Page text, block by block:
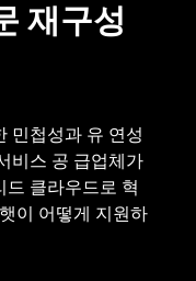
재구성
민첩성과 유 연성
비스 공 급업체가
클라우드로 혁
이 어떻게 지원하